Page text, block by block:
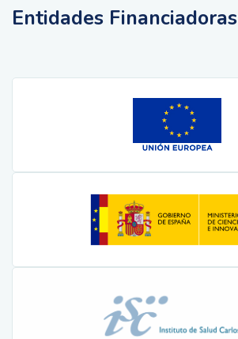
Entidades Financiadoras